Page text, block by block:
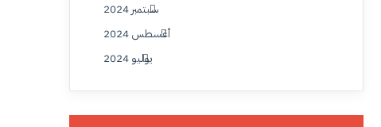
سبتمبر 2024
أغسطس 2024
يوليو 2024